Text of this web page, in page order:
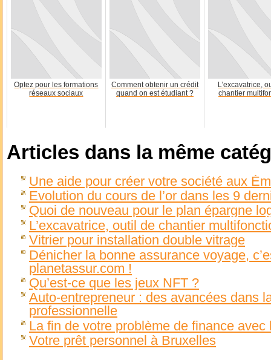
Optez pour les formations
réseaux sociaux
Comment obtenir un crédit
quand on est étudiant ?
L’excavatrice,
chantier
Articles dans la même
Une aide pour créer votre société aux
Evolution du cours de l’or dans les 9
Quoi de nouveau pour le plan épargne
L’excavatrice, outil de chantier
Vitrier pour installation double vitrage
Dénicher la bonne assurance voyage,
planetassur.com !
Qu’est-ce que les jeux NFT ?
Auto-entrepreneur : des avancées dans
professionnelle
La fin de votre problème de finance avec
Votre prêt personnel à Bruxelles